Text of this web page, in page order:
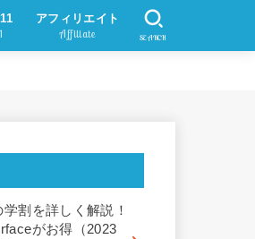
アフィリエイト
Affiliate SEARCH
割を詳しく解説！
がお得（2023